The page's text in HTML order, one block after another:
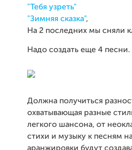
"Тебя узреть"
"Зимняя сказка",
На 2 последних мы сняли
Надо создать еще 4 песни.
Должна получиться
охватывающая разные
легкого шансона, от
стихи и музыку к песням